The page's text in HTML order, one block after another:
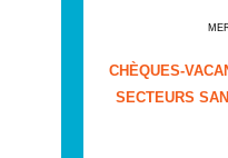
CHÈQUES-
SECTEURS